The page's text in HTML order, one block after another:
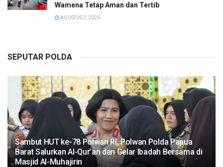
Wamena Tetap Aman dan Tertib
AGUSTUS 7, 2026
SEPUTAR POLDA
Sambut HUT ke-78 Polwan RI, Polwan Polda Papua
Barat Salurkan Al-Qur’an dan Gelar Ibadah Bersama di
Masjid Al-Muhajirin